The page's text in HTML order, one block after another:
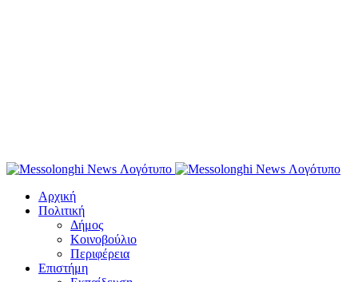
Αρχική
Πολιτική
Δήμος
Κοινοβούλιο
Περιφέρεια
Επιστήμη